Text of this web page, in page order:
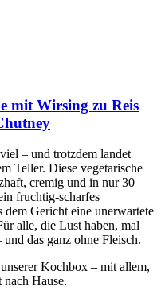
mit Wirsing zu Reis
– und trotzdem landet
Teller. Diese vegetarische
cremig und in nur 30
fruchtig-scharfes
Gericht eine unerwartete
alle, die Lust haben, mal
und das ganz ohne Fleisch.
Kochbox – mit allem,
Hause.